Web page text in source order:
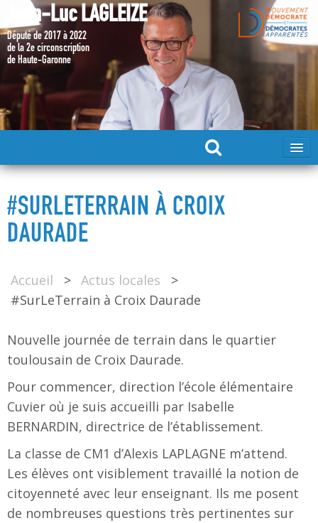
Jean-Luc LAGLEIZE
Député de 2017 à 2022
de la 2e circonscription
de Haute-Garonne
MA CANDIDATURE 2024
MES ACTIONS 2017 – 2022
#SURLETERRAIN À CROIX
DAURADE
Accueil > Actus locales
>
#SurLeTerrain à Croix Daurade
Nouvelle journée de terrain dans le quartier
toulousain de Croix Daurade.
Pour commencer, direction l’école élémentaire
Cuvier où je suis accueilli par Isabelle
BERNARDIN, directrice de l’établissement.
La classe de CM1 d’Alexis LAPLAGNE m’attend.
Les élèves ont visiblement travaillé la notion de
citoyenneté avec leur enseignant. Ils me posent
de nombreuses questions très pertinentes sur